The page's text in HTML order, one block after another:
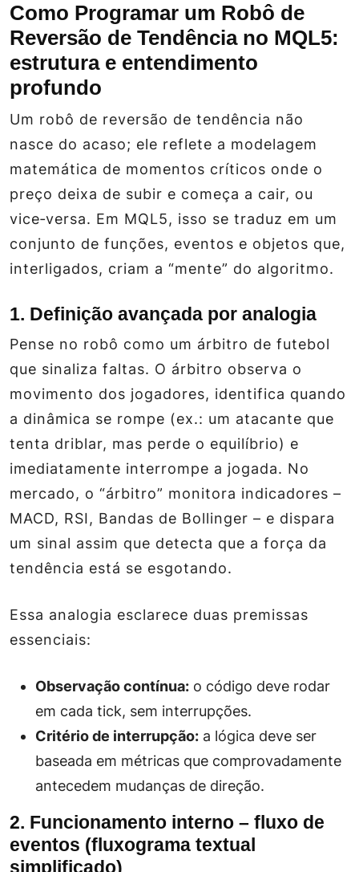
Como Programar um Robô de
Reversão de Tendência no MQL5:
estrutura e entendimento
profundo
Um robô de reversão de tendência não
nasce do acaso; ele reflete a modelagem
matemática de momentos críticos onde o
preço deixa de subir e começa a cair, ou
vice‑versa. Em MQL5, isso se traduz em um
conjunto de funções, eventos e objetos que,
interligados, criam a “mente” do algoritmo.
1. Definição avançada por analogia
Pense no robô como um árbitro de futebol
que sinaliza faltas. O árbitro observa o
movimento dos jogadores, identifica quando
a dinâmica se rompe (ex.: um atacante que
tenta driblar, mas perde o equilíbrio) e
imediatamente interrompe a jogada. No
mercado, o “árbitro” monitora indicadores –
MACD, RSI, Bandas de Bollinger – e dispara
um sinal assim que detecta que a força da
tendência está se esgotando.
Essa analogia esclarece duas premissas
essenciais:
Observação contínua: o código deve rodar
em cada tick, sem interrupções.
Critério de interrupção: a lógica deve ser
baseada em métricas que comprovadamente
antecedem mudanças de direção.
2. Funcionamento interno – fluxo de
eventos (fluxograma textual
simplificado)